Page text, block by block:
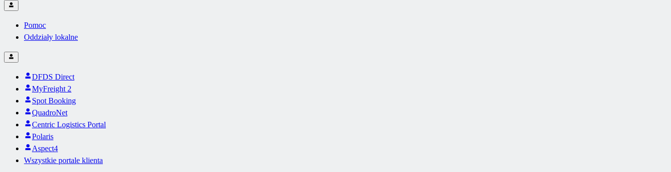
Pomoc
Oddziały lokalne
DFDS Direct
MyFreight 2
Spot Booking
QuadroNet
Centric Logistics Portal
Polaris
Aspect4
Wszystkie portale klienta